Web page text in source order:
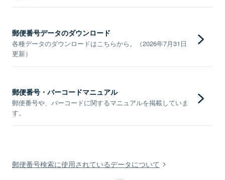
郵便番号データのダウンロード
各種データのダウンロードはこちらから。（2026年7月31日
更新）
郵便番号・バーコードマニュアル
郵便番号や、バーコードに関するマニュアルを掲載していま
す。
郵便番号検索に使用されているデータについて